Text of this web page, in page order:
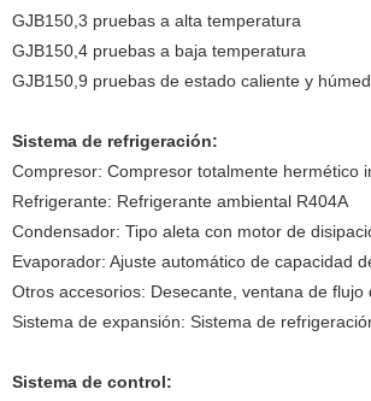
GJB150,3 pruebas a alta temperatura
GJB150,4 pruebas a baja temperatura
GJB150,9 pruebas de estado caliente y
Sistema de refrigeración:
Compresor: Compresor totalmente hermético
Refrigerante: Refrigerante ambiental R404A
Condensador: Tipo aleta con motor de
Evaporador: Ajuste automático de capacidad
Otros accesorios: Desecante, ventana de
Sistema de expansión: Sistema de
Sistema de control: